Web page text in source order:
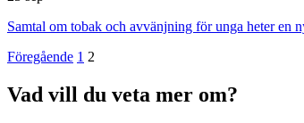
Samtal om tobak och avvänjning för unga heter en
Föregående 1 2
Vad vill du veta mer om?